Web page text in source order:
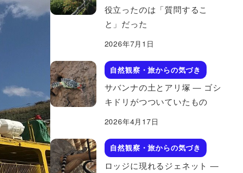
役立ったのは「質問するこ
と」だった
2026年7月1日
自然観察・旅からの気づき
サバンナの土とアリ塚 ― ゴシ
キドリがつついていたもの
2026年4月17日
自然観察・旅からの気づき
ロッジに現れるジェネット ―